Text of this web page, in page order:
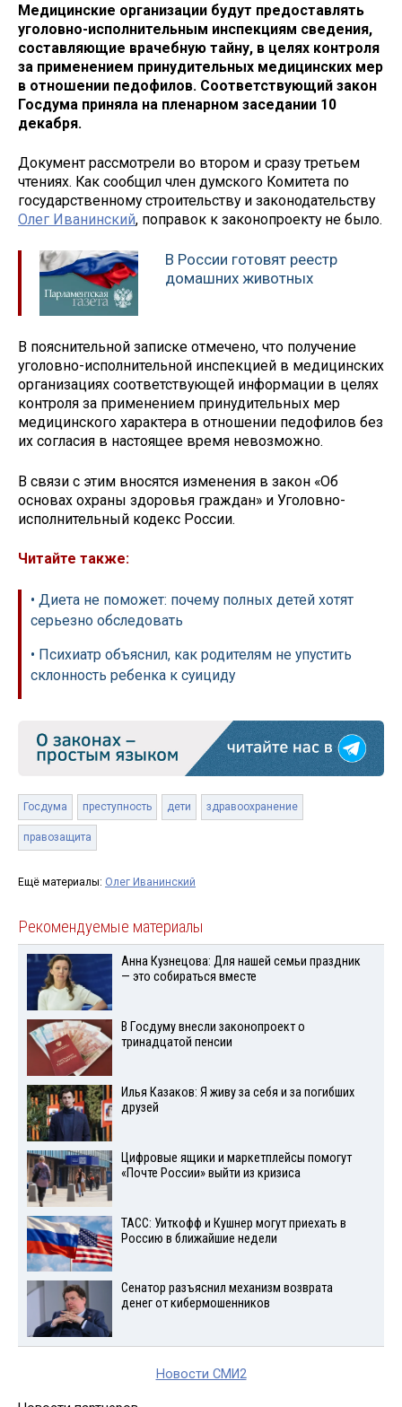
Медицинские организации будут предоставлять
уголовно-исполнительным инспекциям сведения,
составляющие врачебную тайну, в целях контроля
за применением принудительных медицинских мер
в отношении педофилов. Соответствующий закон
Госдума приняла на пленарном заседании 10
декабря.
Документ рассмотрели во втором и сразу третьем
чтениях. Как сообщил член думского Комитета по
государственному строительству и законодательству
Олег Иванинский, поправок к законопроекту не было.
В России готовят реестр
домашних животных
В пояснительной записке отмечено, что получение
уголовно-исполнительной инспекцией в медицинских
организациях соответствующей информации в целях
контроля за применением принудительных мер
медицинского характера в отношении педофилов без
их согласия в настоящее время невозможно.
В связи с этим вносятся изменения в закон «Об
основах охраны здоровья граждан» и Уголовно-
исполнительный кодекс России.
Читайте также:
• Диета не поможет: почему полных детей хотят
серьезно обследовать
• Психиатр объяснил, как родителям не упустить
склонность ребенка к суициду
Госдума преступность дети здравоохранение
правозащита
Ещё материалы: Олег Иванинский
Рекомендуемые материалы
Анна Кузнецова: Для нашей семьи праздник
— это собираться вместе
В Госдуму внесли законопроект о
тринадцатой пенсии
Илья Казаков: Я живу за себя и за погибших
друзей
Цифровые ящики и маркетплейсы помогут
«Почте России» выйти из кризиса
ТАСС: Уиткофф и Кушнер могут приехать в
Россию в ближайшие недели
Сенатор разъяснил механизм возврата
денег от кибермошенников
Новости СМИ2